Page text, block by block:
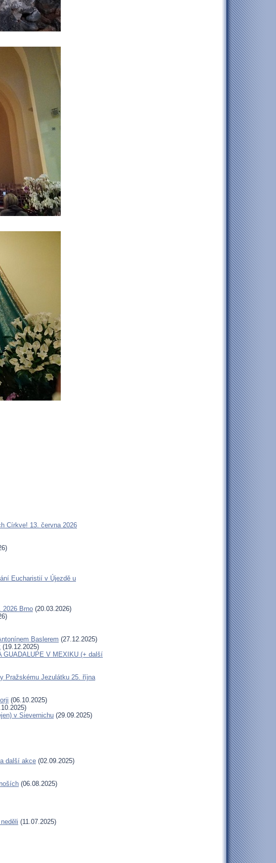
Církve! 13. června 2026
Eucharistií v Újezdě u
2026 Brno (20.03.2026)
Baslerem (27.12.2025)
(19.12.2025)
GUADALUPE V MEXIKU (+ další
Pražskému Jezulátku 25. října
(06.10.2025)
v Sievernichu (29.09.2025)
další akce (02.09.2025)
(06.08.2025)
(11.07.2025)